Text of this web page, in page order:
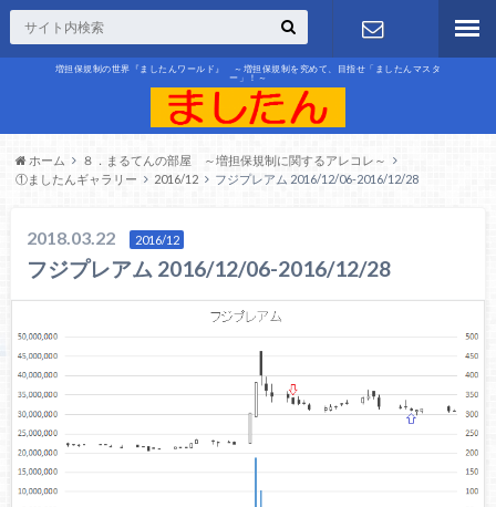
増担保規制の世界『ましたんワールド』 ～増担保規制を究めて、目指せ「ましたんマスタ
ー」！～
お問合せ
ホーム
８．まるてんの部屋 ～増担保規制に関するアレコレ～
①ましたんギャラリー
2016/12 フジプレアム 2016/12/06-2016/12/28
2018.03.22 2016/12
フジプレアム 2016/12/06-2016/12/28